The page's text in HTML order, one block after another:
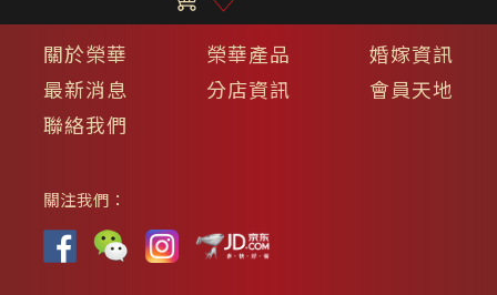
關於榮華 榮華產品
婚嫁資訊
最新消息
分店資訊
會員天地
聯絡我們
關注我們：